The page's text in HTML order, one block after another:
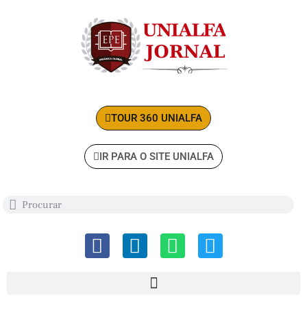
TOUR 360 UNIALFA
IR PARA O SITE UNIALFA